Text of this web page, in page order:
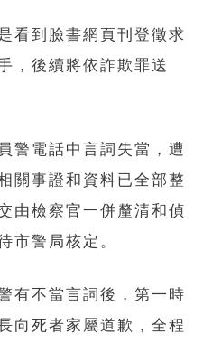
看到臉書網頁刊登徵求
，後續將依詐欺罪送
警電話中言詞失當，遭
關事證和資料已全部整
由檢察官一併釐清和偵
市警局核定。
有不當言詞後，第一時
向死者家屬道歉，全程